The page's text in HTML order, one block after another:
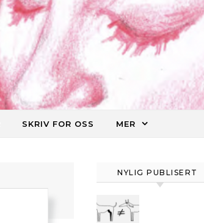
SKRIV FOR OSS MER
NYLIG PUBLISERT